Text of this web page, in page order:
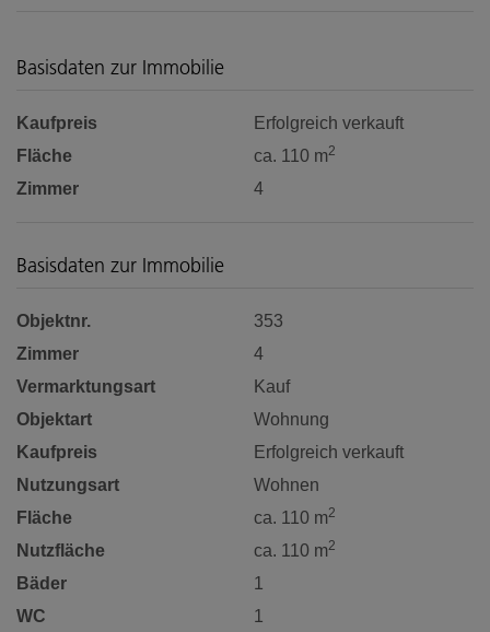
Basisdaten zur Immobilie
Kaufpreis
Erfolgreich verkauft
Fläche
ca. 110 m2
Zimmer 4
Basisdaten zur Immobilie
Objektnr.
353
Zimmer
4
Vermarktungsart
Kauf
Objektart
Wohnung
Kaufpreis
Erfolgreich verkauft
Nutzungsart
Wohnen
Fläche
ca. 110 m2
Nutzfläche ca. 110 m2
Bäder
1
WC
1